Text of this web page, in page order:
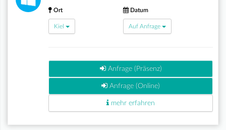
Ort
Kiel
Datum
Auf Anfrage
Anfrage (Präsenz)
Anfrage (Online)
mehr erfahren